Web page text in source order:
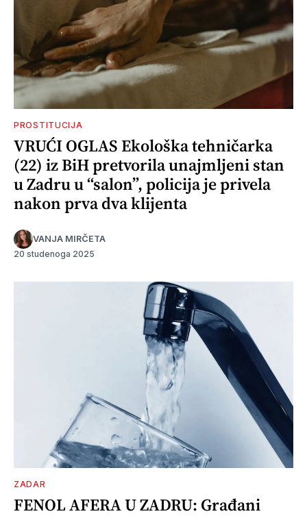
PROSTITUCIJA
VRUĆI OGLAS Ekološka tehničarka
(22) iz BiH pretvorila unajmljeni stan
u Zadru u “salon”, policija je privela
nakon prva dva klijenta
VANJA MIRČETA
20 studenoga 2025
ZADAR
FENOL AFERA U ZADRU: Građani